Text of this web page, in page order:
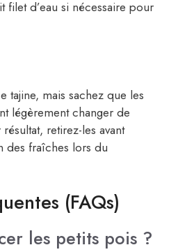
filet d’eau si nécessaire pour
tajine, mais sachez que les
légèrement changer de
retirez-les avant
des fraîches lors du
(FAQs)
les petits pois ?